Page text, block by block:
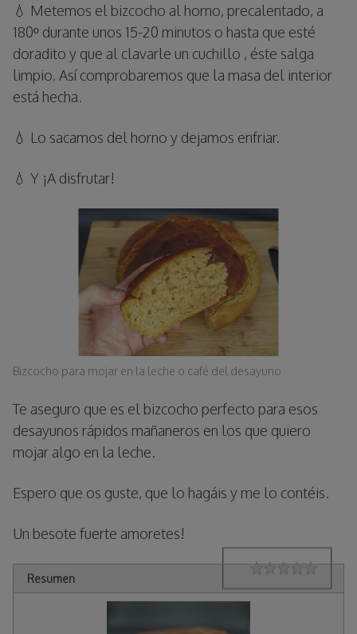
💧 Metemos el bizcocho al horno, precalentado, a
180º durante unos 15-20 minutos o hasta que esté
doradito y que al clavarle un cuchillo , éste salga
limpio. Así comprobaremos que la masa del interior
está hecha.
💧 Lo sacamos del horno y dejamos enfriar.
💧 Y ¡A disfrutar!
Bizcocho para mojar en la leche o café del desayuno
Te aseguro que es el bizcocho perfecto para esos
desayunos rápidos mañaneros en los que quiero
mojar algo en la leche.
Espero que os guste, que lo hagáis y me lo contéis.
Un besote fuerte amoretes!
Resumen Rating